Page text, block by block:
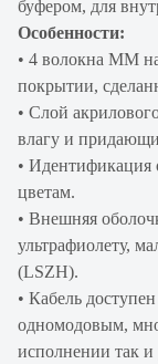
буфером, для
Особенности:
• 4 волокна ММ
покрытии,
• Слой
влагу и
• Идентификация
цветам.
• Внешняя
ультрафиолету,
(LSZH).
• Кабель
одномодовым,
исполнении так